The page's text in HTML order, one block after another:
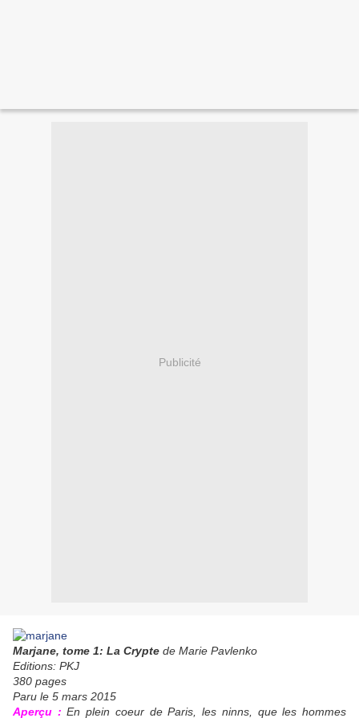
Publicité
Marjane, tome 1: La Crypte de Marie Pavlenko
Editions: PKJ
380 pages
Paru le 5 mars 2015
Aperçu : En plein coeur de Paris, les ninns, que les hommes